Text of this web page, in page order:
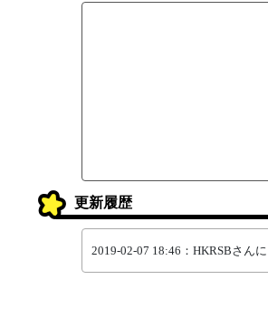
更新履歴
2019-02-07 18:46：HKRSBさん